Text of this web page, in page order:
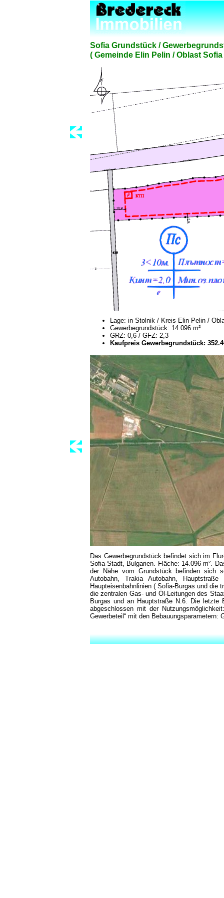
Sofia Grundstück /
( Gemeinde Elin Pelin / Oblast
Lage: in Stolnik / Kreis Elin Pelin /
Gewerbegrundstück: 14.096 m²
GRZ: 0,6 / GFZ: 2,3
Kaufpreis Gewerbegrundstück:
Das Gewerbegrundstück befindet sich im
Sofia-Stadt, Bulgarien. Fläche: 14.096 m².
der Nähe vom Grundstück befinden sich
Autobahn, Trakia Autobahn,
Haupteisenbahnlinien ( Sofia-Burgas und die
die zentralen Gas- und Öl-Leitungen des
Burgas und an Hauptstraße N.6. Die letzte
abgeschlossen mit der
Gewerbeteil“ mit den Bebauungsparametern: